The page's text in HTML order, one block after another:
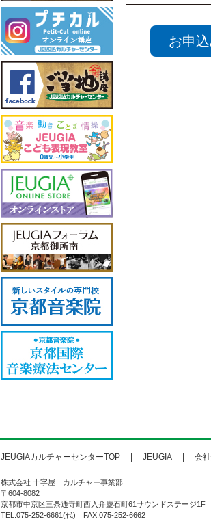
お申
JEUGIAカルチャーセンターTOP JEUGIA 会
株式会社 十字屋 カルチャー事業部
〒604-8082
京都市中京区三条通寺町西入弁慶石町61サウンドステージ1F
TEL.075-252-6661(代) FAX.075-252-6662